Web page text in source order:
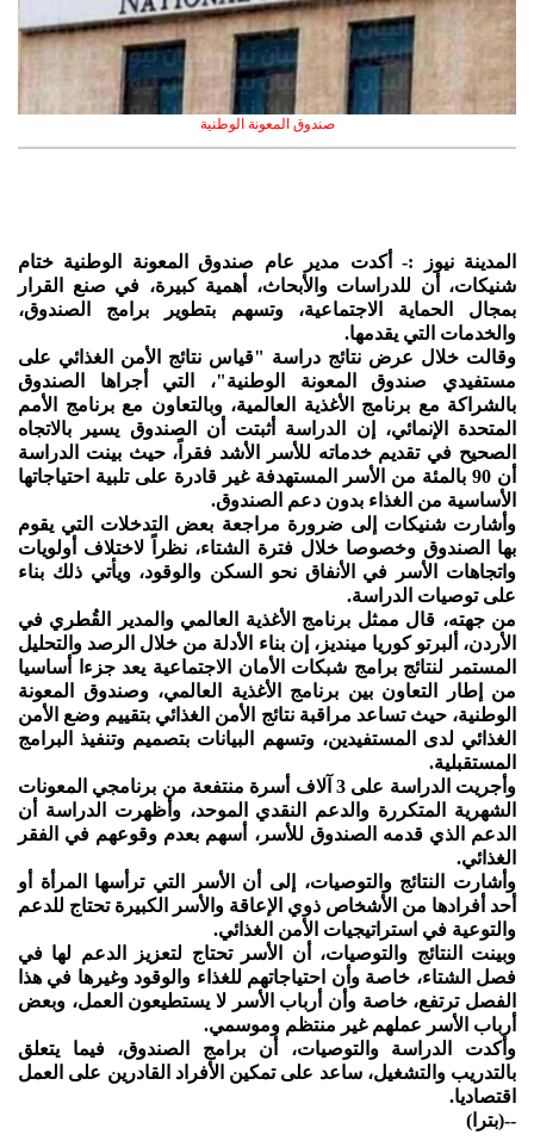
صندوق المعونة الوطنية
المدينة نيوز :- أكدت مدير عام صندوق المعونة الوطنية ختام
شنيكات، أن للدراسات والأبحاث، أهمية كبيرة، في صنع القرار
بمجال الحماية الاجتماعية، وتسهم بتطوير برامج الصندوق،
والخدمات التي يقدمها.
وقالت خلال عرض نتائج دراسة "قياس نتائج الأمن الغذائي على
مستفيدي صندوق المعونة الوطنية"، التي أجراها الصندوق
بالشراكة مع برنامج الأغذية العالمية، وبالتعاون مع برنامج الأمم
المتحدة الإنمائي، إن الدراسة أثبتت أن الصندوق يسير بالاتجاه
الصحيح في تقديم خدماته للأسر الأشد فقراً، حيث بينت الدراسة
أن 90 بالمئة من الأسر المستهدفة غير قادرة على تلبية احتياجاتها
الأساسية من الغذاء بدون دعم الصندوق.
وأشارت شنيكات إلى ضرورة مراجعة بعض التدخلات التي يقوم
بها الصندوق وخصوصا خلال فترة الشتاء، نظراً لاختلاف أولويات
واتجاهات الأسر في الأنفاق نحو السكن والوقود، ويأتي ذلك بناء
على توصيات الدراسة.
من جهته، قال ممثل برنامج الأغذية العالمي والمدير القُطري في
الأردن، ألبرتو كوريا مينديز، إن بناء الأدلة من خلال الرصد والتحليل
المستمر لنتائج برامج شبكات الأمان الاجتماعية يعد جزءا أساسيا
من إطار التعاون بين برنامج الأغذية العالمي، وصندوق المعونة
الوطنية، حيث تساعد مراقبة نتائج الأمن الغذائي بتقييم وضع الأمن
الغذائي لدى المستفيدين، وتسهم البيانات بتصميم وتنفيذ البرامج
المستقبلية.
وأجريت الدراسة على 3 آلاف أسرة منتفعة من برنامجي المعونات
الشهرية المتكررة والدعم النقدي الموحد، وأظهرت الدراسة أن
الدعم الذي قدمه الصندوق للأسر، أسهم بعدم وقوعهم في الفقر
الغذائي.
وأشارت النتائج والتوصيات، إلى أن الأسر التي ترأسها المرأة أو
أحد أفرادها من الأشخاص ذوي الإعاقة والأسر الكبيرة تحتاج للدعم
والتوعية في استراتيجيات الأمن الغذائي.
وبينت النتائج والتوصيات، أن الأسر تحتاج لتعزيز الدعم لها في
فصل الشتاء، خاصة وأن احتياجاتهم للغذاء والوقود وغيرها في هذا
الفصل ترتفع، خاصة وأن أرباب الأسر لا يستطيعون العمل، وبعض
أرباب الأسر عملهم غير منتظم وموسمي.
وأكدت الدراسة والتوصيات، أن برامج الصندوق، فيما يتعلق
بالتدريب والتشغيل، ساعد على تمكين الأفراد القادرين على العمل
اقتصاديا.
--(بترا)